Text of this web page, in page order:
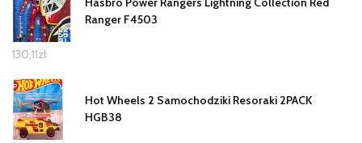
Ranger F4503
130,11zł
Hot Wheels 2 Samochodziki Resoraki 2PACK
HGB38